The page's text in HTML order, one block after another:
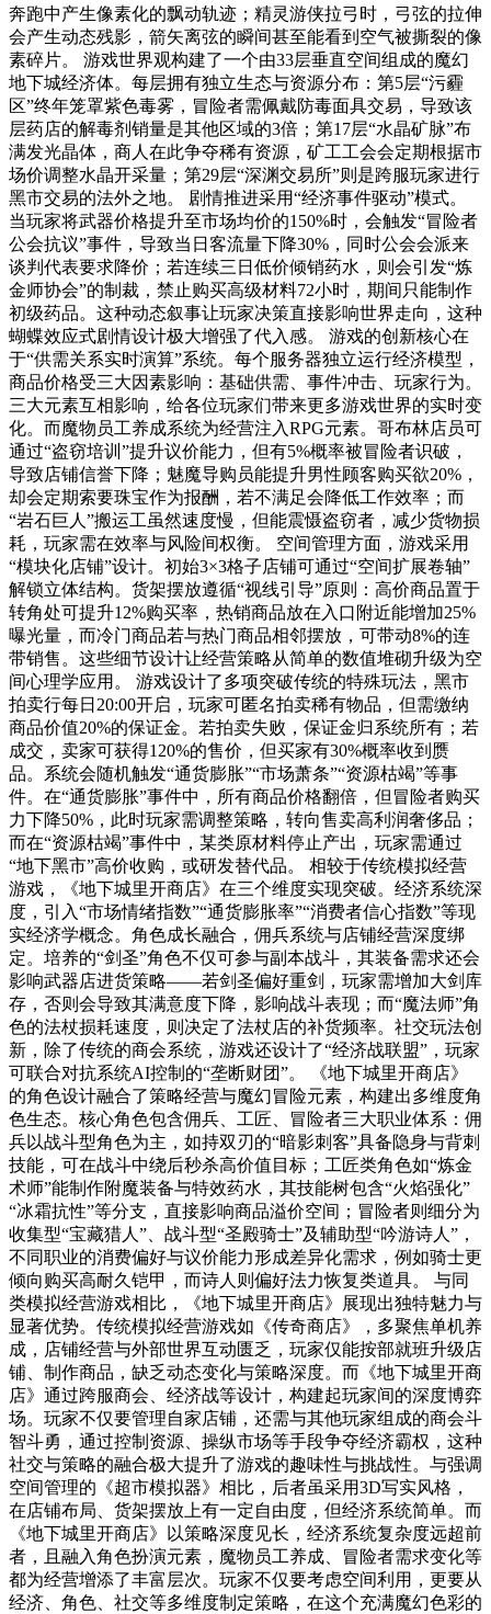
奔跑中产生像素化的飘动轨迹；精灵游侠拉弓时，弓弦的拉伸
会产生动态残影，箭矢离弦的瞬间甚至能看到空气被撕裂的像
素碎片。 游戏世界观构建了一个由33层垂直空间组成的魔幻
地下城经济体。每层拥有独立生态与资源分布：第5层“污霾
区”终年笼罩紫色毒雾，冒险者需佩戴防毒面具交易，导致该
层药店的解毒剂销量是其他区域的3倍；第17层“水晶矿脉”布
满发光晶体，商人在此争夺稀有资源，矿工工会会定期根据市
场价调整水晶开采量；第29层“深渊交易所”则是跨服玩家进行
黑市交易的法外之地。 剧情推进采用“经济事件驱动”模式。
当玩家将武器价格提升至市场均价的150%时，会触发“冒险者
公会抗议”事件，导致当日客流量下降30%，同时公会会派来
谈判代表要求降价；若连续三日低价倾销药水，则会引发“炼
金师协会”的制裁，禁止购买高级材料72小时，期间只能制作
初级药品。这种动态叙事让玩家决策直接影响世界走向，这种
蝴蝶效应式剧情设计极大增强了代入感。 游戏的创新核心在
于“供需关系实时演算”系统。每个服务器独立运行经济模型，
商品价格受三大因素影响：基础供需、事件冲击、玩家行为。
三大元素互相影响，给各位玩家们带来更多游戏世界的实时变
化。而魔物员工养成系统为经营注入RPG元素。哥布林店员可
通过“盗窃培训”提升议价能力，但有5%概率被冒险者识破，
导致店铺信誉下降；魅魔导购员能提升男性顾客购买欲20%，
却会定期索要珠宝作为报酬，若不满足会降低工作效率；而
“岩石巨人”搬运工虽然速度慢，但能震慑盗窃者，减少货物损
耗，玩家需在效率与风险间权衡。 空间管理方面，游戏采用
“模块化店铺”设计。初始3×3格子店铺可通过“空间扩展卷轴”
解锁立体结构。货架摆放遵循“视线引导”原则：高价商品置于
转角处可提升12%购买率，热销商品放在入口附近能增加25%
曝光量，而冷门商品若与热门商品相邻摆放，可带动8%的连
带销售。这些细节设计让经营策略从简单的数值堆砌升级为空
间心理学应用。 游戏设计了多项突破传统的特殊玩法，黑市
拍卖行每日20:00开启，玩家可匿名拍卖稀有物品，但需缴纳
商品价值20%的保证金。若拍卖失败，保证金归系统所有；若
成交，卖家可获得120%的售价，但买家有30%概率收到赝
品。系统会随机触发“通货膨胀”“市场萧条”“资源枯竭”等事
件。在“通货膨胀”事件中，所有商品价格翻倍，但冒险者购买
力下降50%，此时玩家需调整策略，转向售卖高利润奢侈品；
而在“资源枯竭”事件中，某类原材料停止产出，玩家需通过
“地下黑市”高价收购，或研发替代品。 相较于传统模拟经营
游戏，《地下城里开商店》在三个维度实现突破。经济系统深
度，引入“市场情绪指数”“通货膨胀率”“消费者信心指数”等现
实经济学概念。角色成长融合，佣兵系统与店铺经营深度绑
定。培养的“剑圣”角色不仅可参与副本战斗，其装备需求还会
影响武器店进货策略——若剑圣偏好重剑，玩家需增加大剑库
存，否则会导致其满意度下降，影响战斗表现；而“魔法师”角
色的法杖损耗速度，则决定了法杖店的补货频率。社交玩法创
新，除了传统的商会系统，游戏还设计了“经济战联盟”，玩家
可联合对抗系统AI控制的“垄断财团”。 《地下城里开商店》
的角色设计融合了策略经营与魔幻冒险元素，构建出多维度角
色生态。核心角色包含佣兵、工匠、冒险者三大职业体系：佣
兵以战斗型角色为主，如持双刃的“暗影刺客”具备隐身与背刺
技能，可在战斗中绕后秒杀高价值目标；工匠类角色如“炼金
术师”能制作附魔装备与特效药水，其技能树包含“火焰强化”
“冰霜抗性”等分支，直接影响商品溢价空间；冒险者则细分为
收集型“宝藏猎人”、战斗型“圣殿骑士”及辅助型“吟游诗人”，
不同职业的消费偏好与议价能力形成差异化需求，例如骑士更
倾向购买高耐久铠甲，而诗人则偏好法力恢复类道具。 与同
类模拟经营游戏相比，《地下城里开商店》展现出独特魅力与
显著优势。传统模拟经营游戏如《传奇商店》，多聚焦单机养
成，店铺经营与外部世界互动匮乏，玩家仅能按部就班升级店
铺、制作商品，缺乏动态变化与策略深度。而《地下城里开商
店》通过跨服商会、经济战等设计，构建起玩家间的深度博弈
场。玩家不仅要管理自家店铺，还需与其他玩家组成的商会斗
智斗勇，通过控制资源、操纵市场等手段争夺经济霸权，这种
社交与策略的融合极大提升了游戏的趣味性与挑战性。与强调
空间管理的《超市模拟器》相比，后者虽采用3D写实风格，
在店铺布局、货架摆放上有一定自由度，但经济系统简单。而
《地下城里开商店》以策略深度见长，经济系统复杂度远超前
者，且融入角色扮演元素，魔物员工养成、冒险者需求变化等
都为经营增添了丰富层次。玩家不仅要考虑空间利用，更要从
经济、角色、社交等多维度制定策略，在这个充满魔幻色彩的